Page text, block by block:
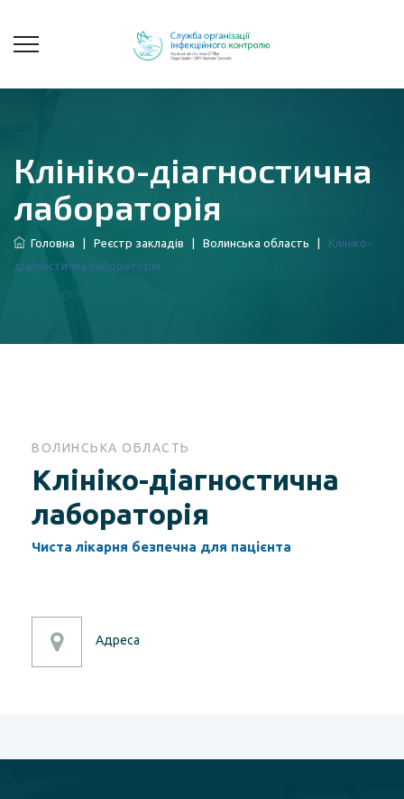
Клініко-діагностична
лабораторія
Головна Реєстр закладів Волинська область
Клініко-
діагностична лабораторія
ВОЛИНСЬКА ОБЛАСТЬ
Клініко-діагностична
лабораторія
Чиста лікарня безпечна для пацієнта
Адреса